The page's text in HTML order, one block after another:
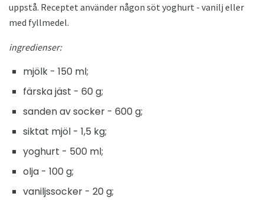
uppstå. Receptet använder någon söt yoghurt - vanilj eller
med fyllmedel.
ingredienser:
mjölk - 150 ml;
färska jäst - 60 g;
sanden av socker - 600 g;
siktat mjöl - 1,5 kg;
yoghurt - 500 ml;
olja - 100 g;
vaniljssocker - 20 g;